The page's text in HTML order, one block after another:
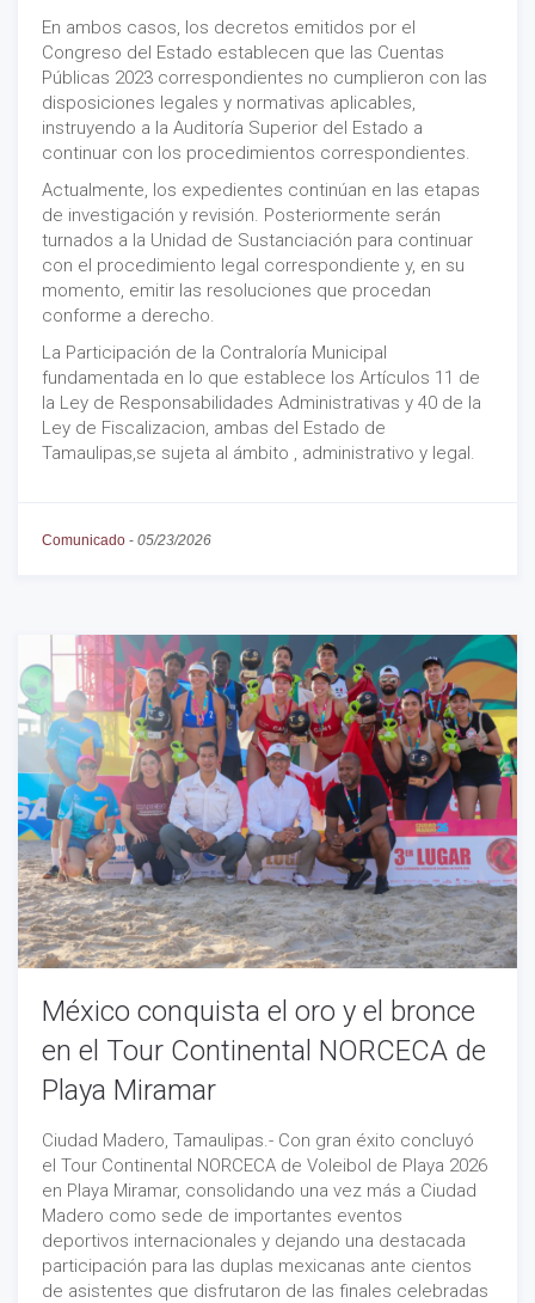
En ambos casos, los decretos emitidos por el
Congreso del Estado establecen que las Cuentas
Públicas 2023 correspondientes no cumplieron con las
disposiciones legales y normativas aplicables,
instruyendo a la Auditoría Superior del Estado a
continuar con los procedimientos correspondientes.
Actualmente, los expedientes continúan en las etapas
de investigación y revisión. Posteriormente serán
turnados a la Unidad de Sustanciación para continuar
con el procedimiento legal correspondiente y, en su
momento, emitir las resoluciones que procedan
conforme a derecho.
La Participación de la Contraloría Municipal
fundamentada en lo que establece los Artículos 11 de
la Ley de Responsabilidades Administrativas y 40 de la
Ley de Fiscalizacion, ambas del Estado de
Tamaulipas,se sujeta al ámbito , administrativo y legal.
Comunicado - 05/23/2026
México conquista el oro y el bronce
en el Tour Continental NORCECA de
Playa Miramar
Ciudad Madero, Tamaulipas.- Con gran éxito concluyó
el Tour Continental NORCECA de Voleibol de Playa 2026
en Playa Miramar, consolidando una vez más a Ciudad
Madero como sede de importantes eventos
deportivos internacionales y dejando una destacada
participación para las duplas mexicanas ante cientos
de asistentes que disfrutaron de las finales celebradas